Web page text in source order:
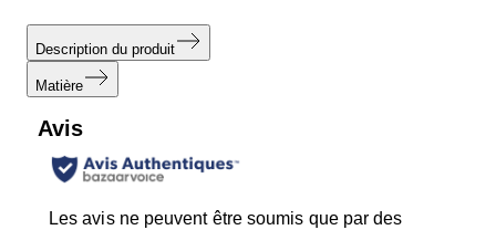
Description du produit
Matière
Avis
Les avis ne peuvent être soumis que par des